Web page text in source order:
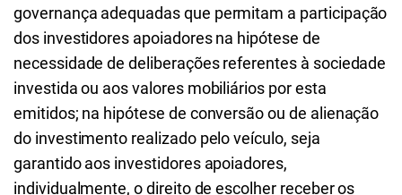
governança adequadas que permitam a participação
dos investidores apoiadores na hipótese de
necessidade de deliberações referentes à sociedade
investida ou aos valores mobiliários por esta
emitidos; na hipótese de conversão ou de alienação
do investimento realizado pelo veículo, seja
garantido aos investidores apoiadores,
individualmente, o direito de escolher receber os